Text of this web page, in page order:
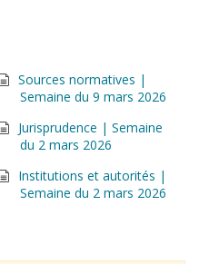
Sources normatives |
Semaine du 9 mars 2026
Jurisprudence | Semaine
du 2 mars 2026
Institutions et autorités |
Semaine du 2 mars 2026